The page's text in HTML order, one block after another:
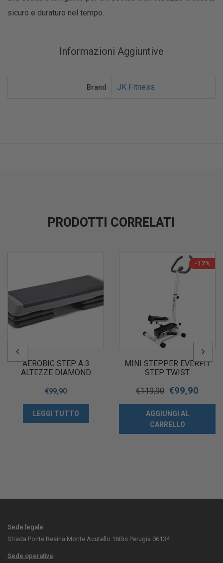
sicuro e duraturo nel tempo.
Informazioni Aggiuntive
Brand JK Fitness
PRODOTTI CORRELATI
AEROBIC STEP A 3
ALTEZZE DIAMOND
€99,90
LEGGI TUTTO
-17%
MINI STEPPER EVERFIT
STEP TWIST
€119,90 €99,90
AGGIUNGI AL
CARRELLO
Sede legale
Strada Ponte Resina Monte Acutello 16Bis Perugia 06134
Sede operativa